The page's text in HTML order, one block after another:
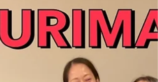
RURIMAHANA
2023年12月24日
読了時間: 1分
2024年1月レッスンスケジュー